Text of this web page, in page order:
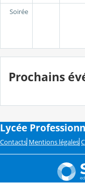
Soirée
Prochains
Lycée
Contacts Mentions légales